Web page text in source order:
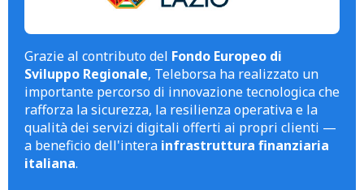
Grazie al contributo del Fondo Europeo di
Sviluppo Regionale, Teleborsa ha realizzato un
importante percorso di innovazione tecnologica che
rafforza la sicurezza, la resilienza operativa e la
qualità dei servizi digitali offerti ai propri clienti —
a beneficio dell'intera infrastruttura finanziaria
italiana.